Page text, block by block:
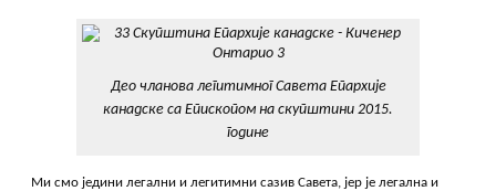
Део чланова легитимног Савета Епархије
канадске са Епископом на скупштини 2015.
године
Ми смо једини легални и легитимни сазив Савета, јер је легална и